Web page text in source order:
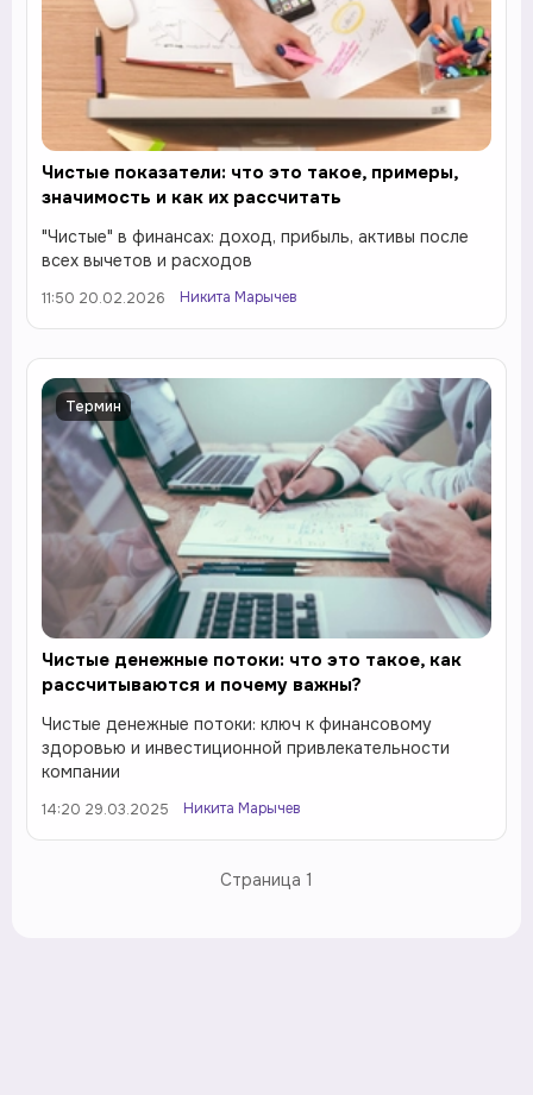
Чистые показатели: что это такое, примеры,
значимость и как их рассчитать
"Чистые" в финансах: доход, прибыль, активы после
всех вычетов и расходов
11:50 20.02.2026 Никита Марычев
Термин
Чистые денежные потоки: что это такое, как
рассчитываются и почему важны?
Чистые денежные потоки: ключ к финансовому
здоровью и инвестиционной привлекательности
компании
14:20 29.03.2025 Никита Марычев
Страница 1